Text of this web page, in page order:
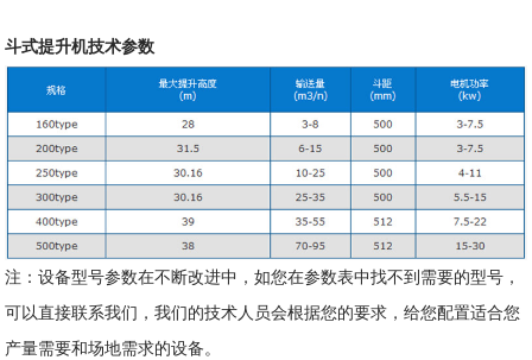
斗式提升机技术参数
注：设备型号参数在不断改进中，如您在参数表中找不到需要的型号，
可以直接联系我们，我们的技术人员会根据您的要求，给您配置适合您
产量需要和场地需求的设备。